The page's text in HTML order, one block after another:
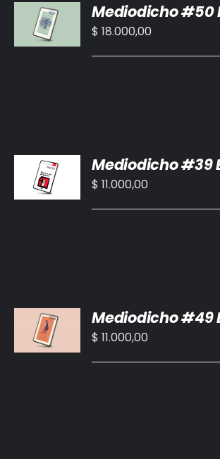
AL
CARRITO
/
Mediodicho #50
$ 18.000,00
AL
CARRITO
/
Mediodicho #39
$ 11.000,00
AL
CARRITO
/
Mediodicho #49
$ 11.000,00